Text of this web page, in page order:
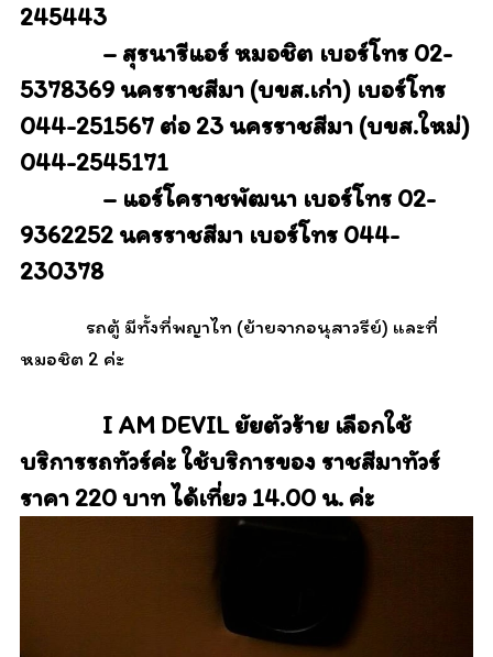
245443
– สุรนารีแอร์ หมอชิต เบอร์โทร 02-
5378369 นครราชสีมา (บขส.เก่า) เบอร์โทร
044-251567 ต่อ 23 นครราชสีมา (บขส.ใหม่)
044-2545171
– แอร์โคราชพัฒนา เบอร์โทร 02-
9362252 นครราชสีมา เบอร์โทร 044-
230378
รถตู้ มีทั้งที่พญาไท (ย้ายจากอนุสาวรีย์) และที่
หมอชิต 2 ค่ะ
I AM DEVIL ยัยตัวร้าย เลือกใช้
บริการรถทัวร์ค่ะใช้บริการของ ราชสีมาทัวร์
ราคา 220 บาท ได้เที่ยว 14.00 น. ค่ะ